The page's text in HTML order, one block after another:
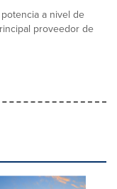
a nivel de
proveedor de